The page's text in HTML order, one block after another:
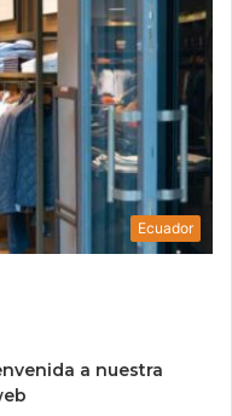
Ecuador
a nuestra